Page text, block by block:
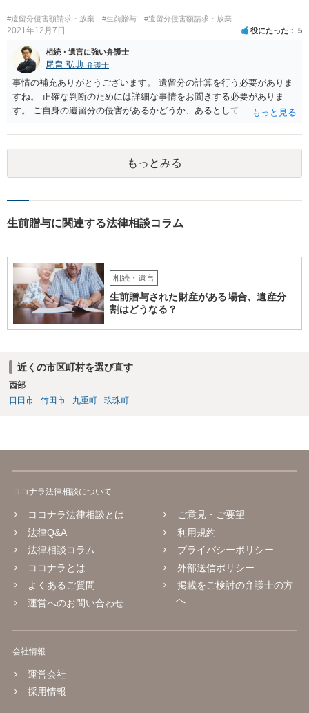
#遺留分侵害額請求・放棄 #生前贈与 #遺留分侵害額請求・放棄
2021年12月7日 役にたった 5
相続・遺言に強い弁護士
尾畠 弘典 弁護士
事情の補充ありがとうございます。 遺留分の計算を行う必要がありま
すね。 正確な判断のためには詳細な事情をお聞きする必要がありま
す。 ご自身の遺留分の侵害があるかどうか、あるとしてどの程度の金
相談されるのが良いと思います。
もっとみる
生前贈与に関連する法律相談コラム
相続・遺言
生前贈与された財産がある場合、遺産分
割はどうなる？
近くの市区町村を選び直す
西部
日田市
竹田市 九重町 玖珠町
ココナラ法律相談について
ココナラ法律相談とは
法律Q&A
法律相談コラム
ココナラとは
よくあるご質問
運営へのお問い合わせ
ご意見・ご要望
利用規約
プライバシーポリシー
外部送信ポリシー
掲載をご検討の弁護士の方
へ
会社情報
運営会社
採用情報